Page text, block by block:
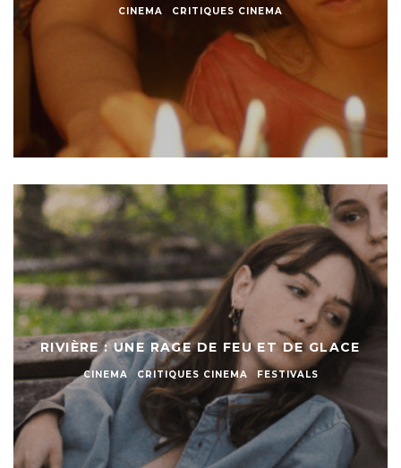
CINEMA CRITIQUES CINEMA
RIVIÈRE : UNE RAGE DE FEU ET DE GLACE
CINEMA CRITIQUES CINEMA FESTIVALS